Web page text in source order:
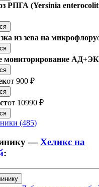
РПГА (Yersinia
из зева на микрофлору
мониторирование
от 900 ₽
от 10990 ₽
(485)
—Хеликс на
: